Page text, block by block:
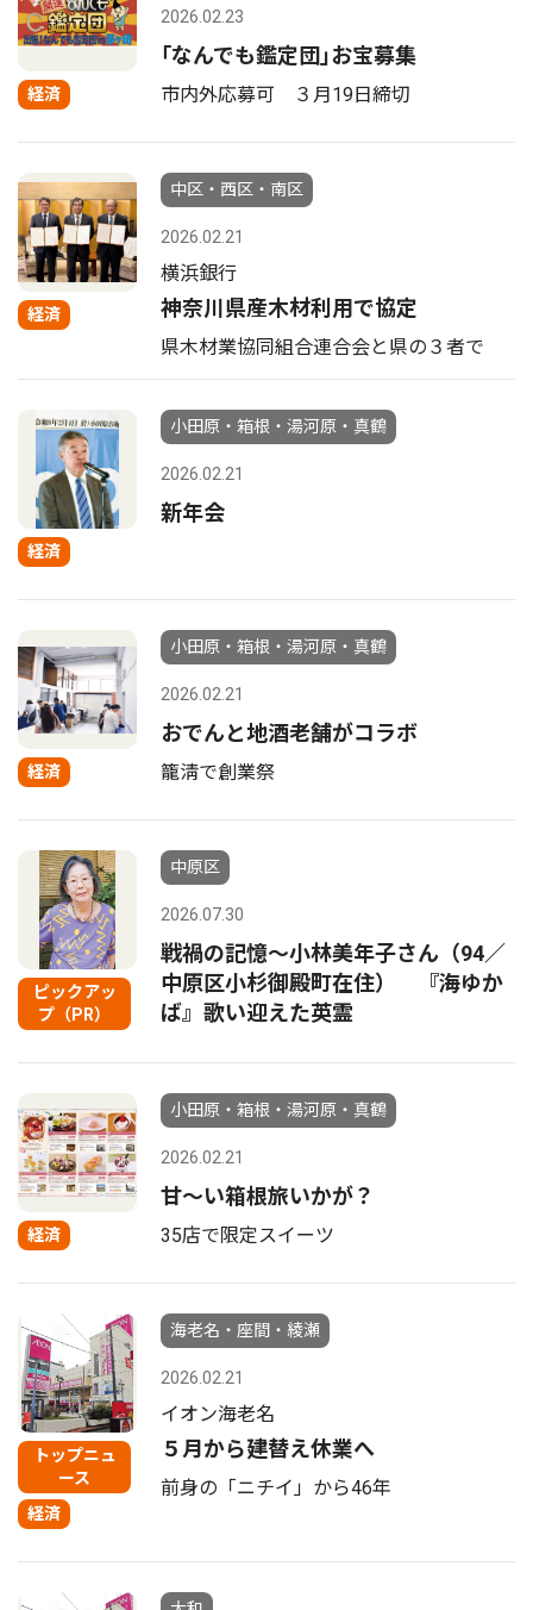
経済
2026.02.23
｢なんでも鑑定団｣お宝募集
市内外応募可 ３月19日締切
経済
中区・西区・南区
2026.02.21
横浜銀行
神奈川県産木材利用で協定
県木材業協同組合連合会と県の３者で
経済
小田原・箱根・湯河原・真鶴
2026.02.21
新年会
経済
小田原・箱根・湯河原・真鶴
2026.02.21
おでんと地酒老舗がコラボ
籠淸で創業祭
ピックアッ
プ（PR）
中原区
2026.07.30
戦禍の記憶〜小林美年子さん（94／
中原区小杉御殿町在住） 『海ゆか
ば』歌い迎えた英霊
経済
小田原・箱根・湯河原・真鶴
2026.02.21
甘〜い箱根旅いかが？
35店で限定スイーツ
トップニュ
ース
経済
海老名・座間・綾瀬
2026.02.21
イオン海老名
５月から建替え休業へ
前身の「ニチイ」から46年